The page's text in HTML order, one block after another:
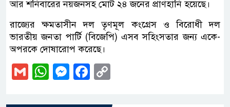
আর শনিবারের নয়জনসহ মোট ২৪ জনের প্রাণহানি হয়েছে।
রাজ্যের ক্ষমতাসীন দল তৃণমূল কংগ্রেস ও বিরোধী দল
ভারতীয় জনতা পার্টি (বিজেপি) এসব সহিংসতার জন্য একে-
অপরকে দোষারোপ করেছে।
GmailWhatsApp
Messenger
Facebook